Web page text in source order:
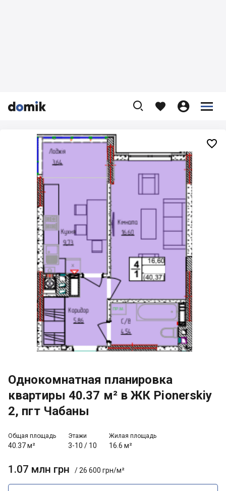


    


Однокомнатная планировка
квартиры 40.37 м² в ЖК Pionerskiy
2, пгт Чабаны
Общая площадь
40.37 м²
Этажи
3-10 / 10
Жилая площадь
16.6 м²
1.07 млн грн / 26 600 грн/м²
